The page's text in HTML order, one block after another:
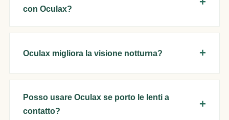
con Oculax?
Oculax migliora la visione notturna?
Posso usare Oculax se porto le lenti a
contatto?